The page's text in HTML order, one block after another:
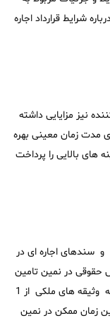
شرایط قرارداد اجاره
نیز مزایایی داشته
مدت زمان معینی بهره
های بالایی را پرداخت
سندهای اجاره ای در
حقوقی در نمین تامین
نماید ، این مجموعه همچنین توانایی آنرا داشته که وثیقه های ملکی از 1
را در کمترین زمان ممکن در نمین